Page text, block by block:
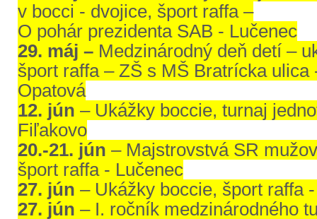
v bocci - dvojice, šport raffa –
O pohár prezidenta SAB - Lučenec
29. máj – Medzinárodný deň detí –
šport raffa – ZŠ s MŠ Bratrícka ulica
Opatová
12. jún – Ukážky boccie, turnaj
Fiľakovo
20.-21. jún – Majstrovstvá SR
šport raffa - Lučenec
27. jún – Ukážky boccie, šport raffa
27. jún – I. ročník medzinárodného